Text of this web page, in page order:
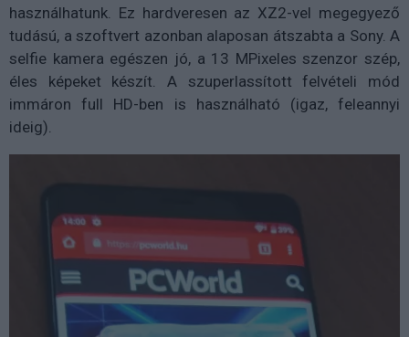
használhatunk. Ez hardveresen az XZ2-vel megegyező
tudású, a szoftvert azonban alaposan átszabta a Sony. A
selfie kamera egészen jó, a 13 MPixeles szenzor szép,
éles képeket készít. A szuperlassított felvételi mód
immáron full HD-ben is használható (igaz, feleannyi
ideig).